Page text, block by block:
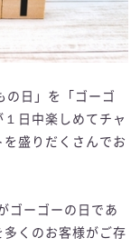
の日」を「ゴーゴ
日中楽しめてチャ
盛りだくさんでお
ゴーゴーの日であ
くのお客様がご存